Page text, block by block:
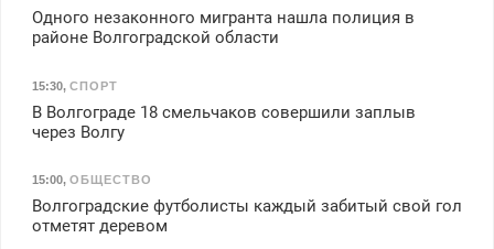
Одного незаконного мигранта нашла полиция в
районе Волгоградской области
15:30, СПОРТ
В Волгограде 18 смельчаков совершили заплыв
через Волгу
15:00, ОБЩЕСТВО
Волгоградские футболисты каждый забитый свой гол
отметят деревом